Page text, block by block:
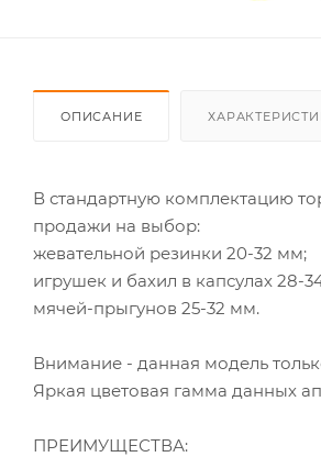
ОПИСАНИЕ
В стандартную комплектацию
продажи на выбор:
жевательной резинки 20-32 мм;
игрушек и бахил в капсулах 28-
мячей-прыгунов 25-32 мм.
Внимание - данная модель
Яркая цветовая гамма данных
ПРЕИМУЩЕСТВА: